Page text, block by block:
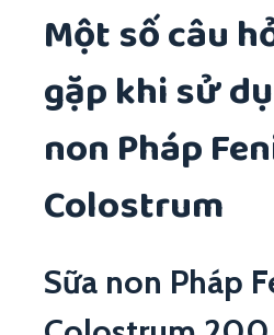
Một số câu
gặp khi sử
non Pháp
Colostrum
Sữa non Pháp